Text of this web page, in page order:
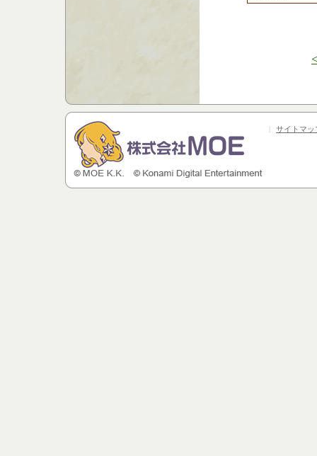
| サイトマッ